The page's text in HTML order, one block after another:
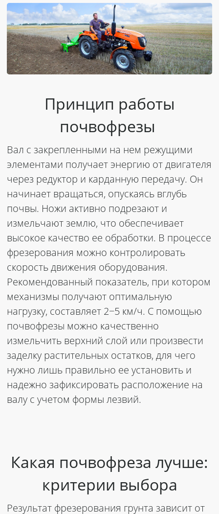
Принцип работы
почвофрезы
Вал с закрепленными на нем режущими
элементами получает энергию от двигателя
через редуктор и карданную передачу. Он
начинает вращаться, опускаясь вглубь
почвы. Ножи активно подрезают и
измельчают землю, что обеспечивает
высокое качество ее обработки. В процессе
фрезерования можно контролировать
скорость движения оборудования.
Рекомендованный показатель, при котором
механизмы получают оптимальную
нагрузку, составляет 2−5 км/ч. С помощью
почвофрезы можно качественно
измельчить верхний слой или произвести
заделку растительных остатков, для чего
нужно лишь правильно ее установить и
надежно зафиксировать расположение на
валу с учетом формы лезвий.
Какая почвофреза лучше:
критерии выбора
Результат фрезерования грунта зависит от